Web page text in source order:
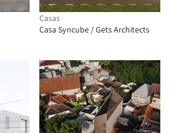
Casas
Casa Syncube / Gets Architects